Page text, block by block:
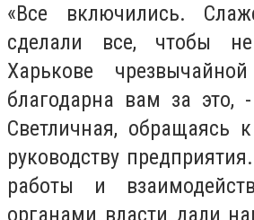
«Все включились.
сделали все, чтобы
Харькове
благодарна вам за это,
Светличная, обращаясь
руководству
работы и
органами власти дали